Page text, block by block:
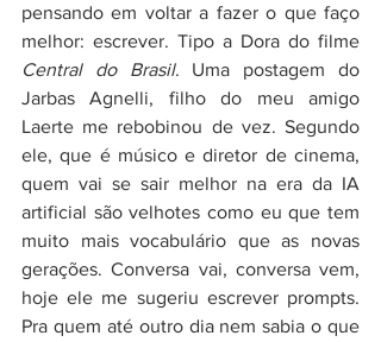
pensando em voltar a fazer o que faço
Central do Brasil. Uma postagem do
Jarbas Agnelli, filho do meu amigo
Laerte me rebobinou de vez. Segundo
ele, que é músico e diretor de cinema,
quem vai se sair melhor na era da IA
artificial são velhotes como eu que tem
muito mais vocabulário que as novas
gerações. Conversa vai, conversa vem,
hoje ele me sugeriu escrever prompts.
Pra quem até outro dia nem sabia o que